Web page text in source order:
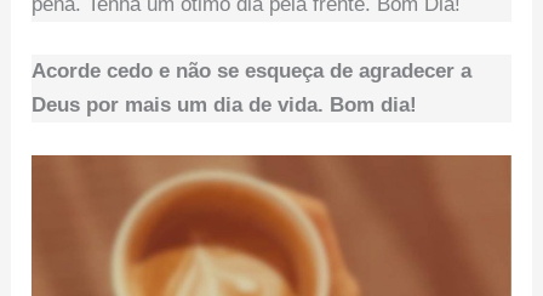
Acorde cedo e não se esqueça de agradecer a
Deus por mais um dia de vida. Bom dia!